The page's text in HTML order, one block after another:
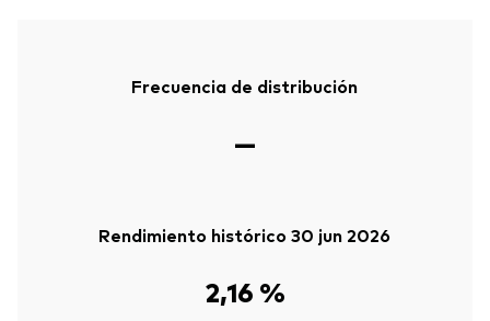
Frecuencia de distribución
—
Rendimiento histórico 30 jun 2026
2,16 %